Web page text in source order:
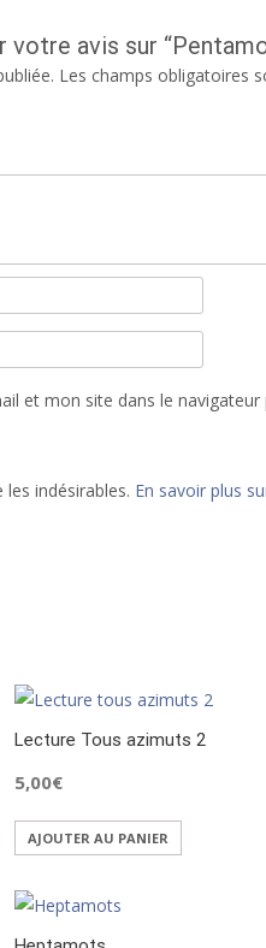
votre avis sur
Les champs obligatoires
et mon site dans le
indésirables. En savoir plus
Lecture Tous azimuts 2
5,00€
AJOUTER AU PANIER